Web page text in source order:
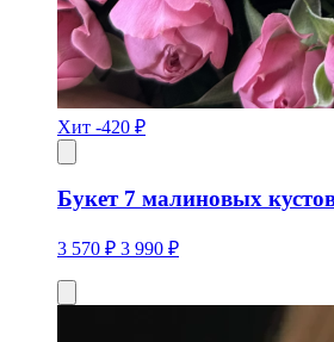
Хит -420 ₽
Букет 7 малиновых
3 570 ₽ 3 990 ₽